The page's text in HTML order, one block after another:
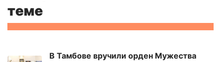
теме
В Тамбове вручили орден Мужества